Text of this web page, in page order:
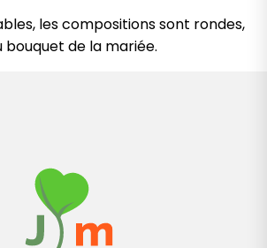
les compositions sont rondes,
bouquet de la mariée.